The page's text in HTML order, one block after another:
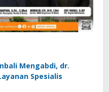
Mengabdi, dr.
Spesialis